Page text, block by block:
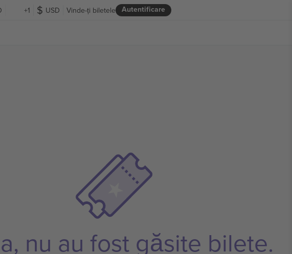
+1 USD Autentificare
Vinde-ți biletele
nu au fost găsite bilete.